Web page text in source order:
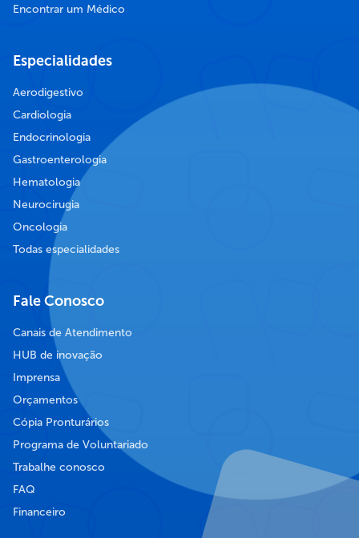
Encontrar um Médico
Especialidades
Aerodigestivo
Cardiologia
Endocrinologia
Gastroenterologia
Hematologia
Neurocirugia
Oncologia
Todas especialidades
Fale Conosco
Canais de Atendimento
HUB de inovação
Imprensa
Orçamentos
Cópia Pronturários
Programa de Voluntariado
Trabalhe conosco
FAQ
Financeiro